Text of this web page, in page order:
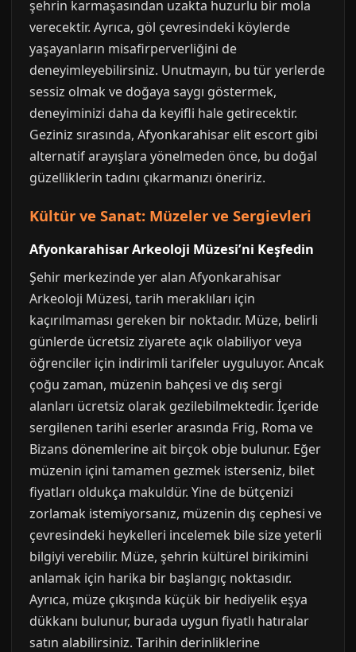
şehrin karmaşasından uzakta huzurlu bir mola
verecektir. Ayrıca, göl çevresindeki köylerde
yaşayanların misafirperverliğini de
deneyimleyebilirsiniz. Unutmayın, bu tür yerlerde
sessiz olmak ve doğaya saygı göstermek,
deneyiminizi daha da keyifli hale getirecektir.
Geziniz sırasında, Afyonkarahisar elit escort gibi
alternatif arayışlara yönelmeden önce, bu doğal
güzelliklerin tadını çıkarmanızı öneririz.
Kültür ve Sanat: Müzeler ve Sergievleri
Afyonkarahisar Arkeoloji Müzesi’ni Keşfedin
Şehir merkezinde yer alan Afyonkarahisar
Arkeoloji Müzesi, tarih meraklıları için
kaçırılmaması gereken bir noktadır. Müze, belirli
günlerde ücretsiz ziyarete açık olabiliyor veya
öğrenciler için indirimli tarifeler uyguluyor. Ancak
çoğu zaman, müzenin bahçesi ve dış sergi
alanları ücretsiz olarak gezilebilmektedir. İçeride
sergilenen tarihi eserler arasında Frig, Roma ve
Bizans dönemlerine ait birçok obje bulunur. Eğer
müzenin içini tamamen gezmek isterseniz, bilet
fiyatları oldukça makuldür. Yine de bütçenizi
zorlamak istemiyorsanız, müzenin dış cephesi ve
çevresindeki heykelleri incelemek bile size yeterli
bilgiyi verebilir. Müze, şehrin kültürel birikimini
anlamak için harika bir başlangıç noktasıdır.
Ayrıca, müze çıkışında küçük bir hediyelik eşya
dükkanı bulunur, burada uygun fiyatlı hatıralar
satın alabilirsiniz. Tarihin derinliklerine